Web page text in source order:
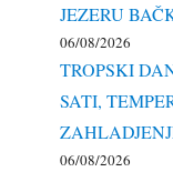
JEZERU
06/08/2026
TROPSKI
SATI,
06/08/2026